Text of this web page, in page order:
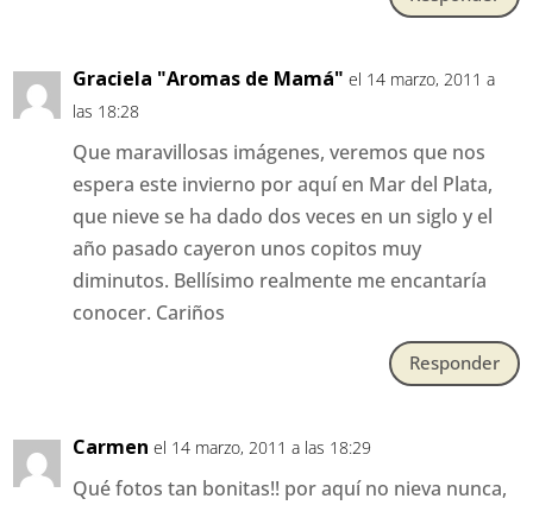
Graciela "Aromas de Mamá" el 14 marzo, 2011 a
las 18:28
Que maravillosas imágenes, veremos que nos
espera este invierno por aquí en Mar del Plata,
que nieve se ha dado dos veces en un siglo y el
año pasado cayeron unos copitos muy
diminutos. Bellísimo realmente me encantaría
conocer. Cariños
Responder
Carmen el 14 marzo, 2011 a las 18:29
Qué fotos tan bonitas!! por aquí no nieva nunca,